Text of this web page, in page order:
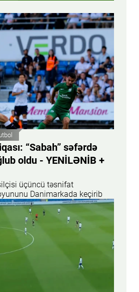
“Sabah” səfərdə
oldu - YENİLƏNİB +
üçüncü təsnifat
Danimarkada keçirib